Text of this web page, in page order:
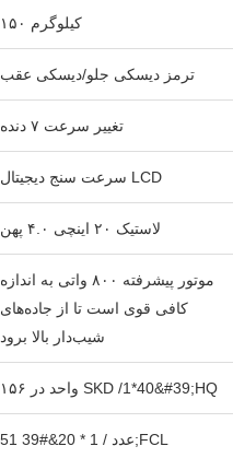
۱۵۰ کیلوگرم
ترمز دیسکی جلو/دیسکی عقب
تغییر سرعت ۷ دنده
سرعت سنج دیجیتال LCD
لاستیک ۲۰ اینچی ۴.۰ پهن
موتور پیشرفته ۸۰۰ واتی به اندازه
کافی قوی است تا از جاده‌های
شیب‌دار بالا برود
۱۵۶ واحد در SKD /1*40&#39;HQ
51 عدد / 1 * 20&#39;FCL